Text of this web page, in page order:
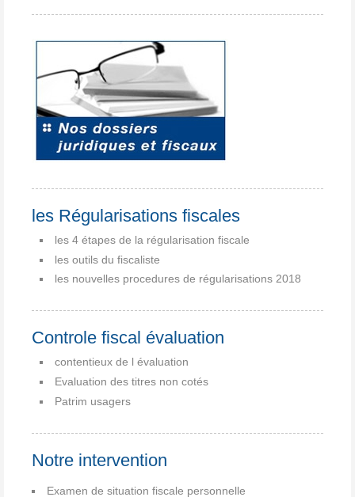
les Régularisations fiscales
les 4 étapes de la régularisation fiscale
les outils du fiscaliste
les nouvelles procedures de régularisations 2018
Controle fiscal évaluation
contentieux de l évaluation
Evaluation des titres non cotés
Patrim usagers
Notre intervention
Examen de situation fiscale personnelle